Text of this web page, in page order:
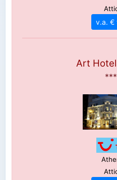
v.a. €
Art